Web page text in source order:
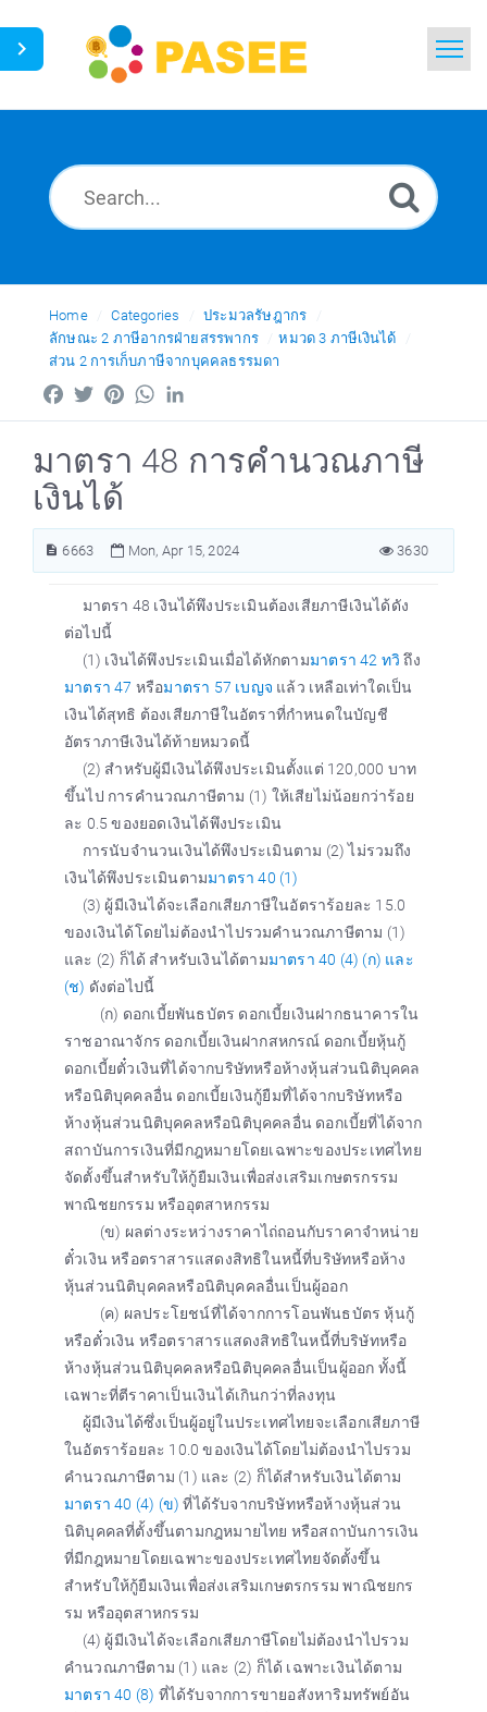
News
Ask a Question
Thai
Home Categories
ประมวลรัษฎากร
ลักษณะ 2 ภาษีอากรฝ่ายสรรพากร
หมวด 3 ภาษีเงินได้
ส่วน 2 การเก็บภาษีจากบุคคลธรรมดา
FacebookTwitterPinterestWhatsApp
มาตรา 48 การคำนวณภาษี
เงินได้
6663 Mon, Apr 15, 2024 3630
มาตรา 48 เงินได้พึงประเมินต้องเสียภาษีเงินได้ดัง
ต่อไปนี้
(1) เงินได้พึงประเมินเมื่อได้หักตามมาตรา 42 ทวิ ถึง
มาตรา 47 หรือมาตรา 57 เบญจ แล้ว เหลือเท่าใดเป็น
เงินได้สุทธิ ต้องเสียภาษีในอัตราที่กำหนดในบัญชี
อัตราภาษีเงินได้ท้ายหมวดนี้
(2) สำหรับผู้มีเงินได้พึงประเมินตั้งแต่ 120,000 บาท
ขึ้นไป การคำนวณภาษีตาม (1) ให้เสียไม่น้อยกว่าร้อย
ละ 0.5 ของยอดเงินได้พึงประเมิน
การนับจำนวนเงินได้พึงประเมินตาม (2) ไม่รวมถึง
เงินได้พึงประเมินตามมาตรา 40 (1)
(3) ผู้มีเงินได้จะเลือกเสียภาษีในอัตราร้อยละ 15.0
ของเงินได้โดยไม่ต้องนำไปรวมคำนวณภาษีตาม (1)
และ (2) ก็ได้ สำหรับเงินได้ตามมาตรา 40 (4) (ก) และ
(ช) ดังต่อไปนี้
(ก) ดอกเบี้ยพันธบัตร ดอกเบี้ยเงินฝากธนาคารใน
ราชอาณาจักร ดอกเบี้ยเงินฝากสหกรณ์ ดอกเบี้ยหุ้นกู้
ดอกเบี้ยตั๋วเงินที่ได้จากบริษัทหรือห้างหุ้นส่วนนิติบุคคล
หรือนิติบุคคลอื่น ดอกเบี้ยเงินกู้ยืมที่ได้จากบริษัทหรือ
ห้างหุ้นส่วนนิติบุคคลหรือนิติบุคคลอื่น ดอกเบี้ยที่ได้จาก
สถาบันการเงินที่มีกฎหมายโดยเฉพาะของประเทศไทย
จัดตั้งขึ้นสำหรับให้กู้ยืมเงินเพื่อส่งเสริมเกษตรกรรม
พาณิชยกรรม หรืออุตสาหกรรม
(ข) ผลต่างระหว่างราคาไถ่ถอนกับราคาจำหน่าย
ตั๋วเงิน หรือตราสารแสดงสิทธิในหนี้ที่บริษัทหรือห้าง
หุ้นส่วนนิติบุคคลหรือนิติบุคคลอื่นเป็นผู้ออก
(ค) ผลประโยชน์ที่ได้จากการโอนพันธบัตร หุ้นกู้
หรือตั๋วเงิน หรือตราสารแสดงสิทธิในหนี้ที่บริษัทหรือ
ห้างหุ้นส่วนนิติบุคคลหรือนิติบุคคลอื่นเป็นผู้ออก ทั้งนี้
เฉพาะที่ตีราคาเป็นเงินได้เกินกว่าที่ลงทุน
ผู้มีเงินได้ซึ่งเป็นผู้อยู่ในประเทศไทยจะเลือกเสียภาษี
ในอัตราร้อยละ 10.0 ของเงินได้โดยไม่ต้องนำไปรวม
คำนวณภาษีตาม (1) และ (2) ก็ได้สำหรับเงินได้ตาม
มาตรา 40 (4) (ข) ที่ได้รับจากบริษัทหรือห้างหุ้นส่วน
นิติบุคคลที่ตั้งขึ้นตามกฎหมายไทย หรือสถาบันการเงิน
ที่มีกฎหมายโดยเฉพาะของประเทศไทยจัดตั้งขึ้น
สำหรับให้กู้ยืมเงินเพื่อส่งเสริมเกษตรกรรม พาณิชยกร
รม หรืออุตสาหกรรม
(4) ผู้มีเงินได้จะเลือกเสียภาษีโดยไม่ต้องนำไปรวม
คำนวณภาษีตาม (1) และ (2) ก็ได้ เฉพาะเงินได้ตาม
มาตรา 40 (8) ที่ได้รับจากการขายอสังหาริมทรัพย์อัน